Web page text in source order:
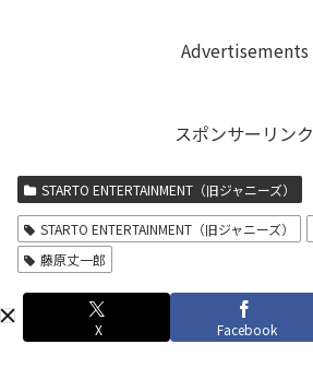
Advertisements
スポンサーリンク
STARTO ENTERTAINMENT（旧ジャニーズ）
STARTO ENTERTAINMENT（旧ジャニーズ）
藤原丈一郎
X Facebook